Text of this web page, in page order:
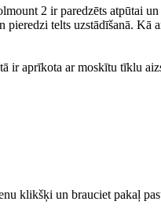
2 ir paredzēts atpūtai
pieredzi telts uzstādīšanā.
ir aprīkota ar moskītu tīklu
klikšķi un brauciet pakaļ